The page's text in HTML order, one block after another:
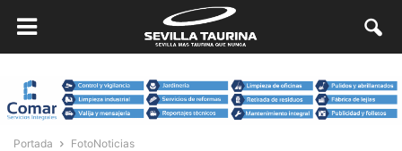
Portada FotoNoticias